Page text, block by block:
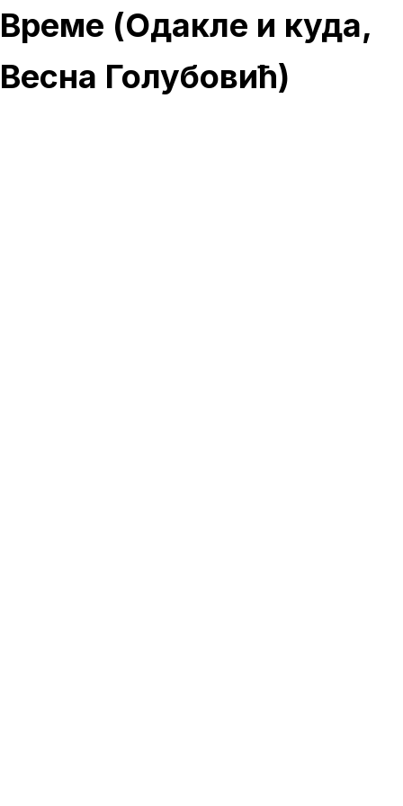
Време (Одакле и куда,
Весна Голубовић)